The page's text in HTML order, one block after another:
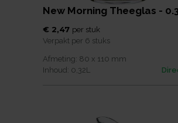
New Morning Theeglas -
€ 2,47 per stuk
Verpakt per 6 stuks
Afmeting: 80 x 110 mm
Inhoud: 0,32L